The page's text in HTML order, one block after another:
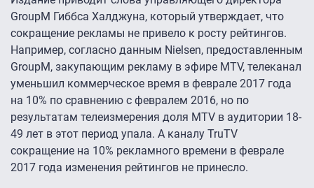
GroupM Гиббса Халджуна, который утверждает, что
сокращение рекламы не привело к росту рейтингов.
Например, согласно данным Nielsen, предоставленным
GroupM, закупающим рекламу в эфире MTV, телеканал
уменьшил коммерческое время в феврале 2017 года
на 10% по сравнению с февралем 2016, но по
результатам телеизмерения доля MTV в аудитории 18-
49 лет в этот период упала. А каналу TruTV
сокращение на 10% рекламного времени в феврале
2017 года изменения рейтингов не принесло.